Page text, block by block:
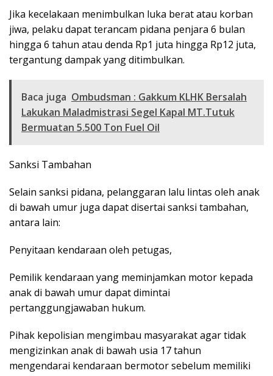
Jika kecelakaan menimbulkan luka berat atau korban
jiwa, pelaku dapat terancam pidana penjara 6 bulan
hingga 6 tahun atau denda Rp1 juta hingga Rp12 juta,
tergantung dampak yang ditimbulkan.
Baca juga Ombudsman : Gakkum KLHK Bersalah
Lakukan Maladmistrasi Segel Kapal MT.Tutuk
Bermuatan 5.500 Ton Fuel Oil
Sanksi Tambahan
Selain sanksi pidana, pelanggaran lalu lintas oleh anak
di bawah umur juga dapat disertai sanksi tambahan,
antara lain:
Penyitaan kendaraan oleh petugas,
Pemilik kendaraan yang meminjamkan motor kepada
anak di bawah umur dapat dimintai
pertanggungjawaban hukum.
Pihak kepolisian mengimbau masyarakat agar tidak
mengizinkan anak di bawah usia 17 tahun
mengendarai kendaraan bermotor sebelum memiliki